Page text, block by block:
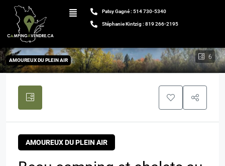
Patsy Gagné : 514 730-5340
Stéphanie Kintzig : 819 266-2195
6
AMOUREUX DU PLEIN AIR
AMOUREUX DU PLEIN AIR